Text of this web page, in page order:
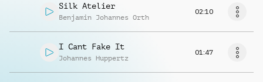
Silk Atelier
Benjamin Johannes Orth
02:10
I Cant Fake It
Johannes Huppertz
01:47